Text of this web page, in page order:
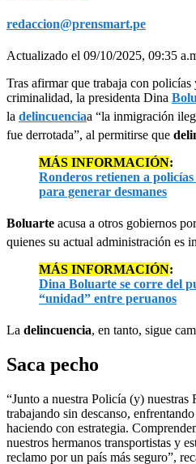
redaccion@prensmart.pe
Actualizado el 09/10/2025, 09:35
Tras afirmar que trabaja con
criminalidad, la presidenta Dina
la delincuenciaa “la inmigración
fue derrotada”, al permitirse que
MÁS INFORMACIÓN:
Ronderos retienen a
para generar desmanes
Boluarte acusa a otros gobiernos
quienes su actual administración es
MÁS INFORMACIÓN:
Dina Boluarte se corre del
“unidad” entre peruanos
La delincuencia, en tanto, sigue
Saca pecho
“Junto a nuestra Policía (y) nuestras
trabajando sin descanso,
haciendo con estrategia.
nuestros hermanos transportistas y
reclamo por un país más seguro”,